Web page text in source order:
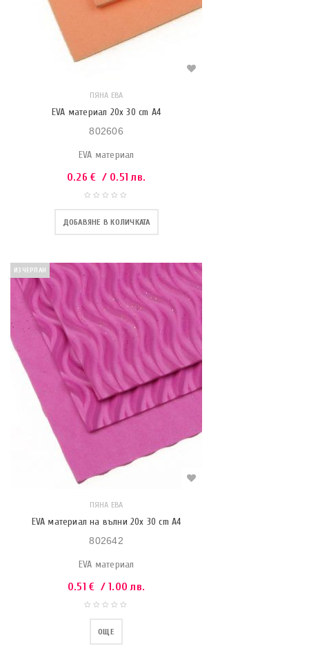
ПЯНА ЕВА
EVA материал 20x 30 cm A4
802606
EVA материал
0.26€ / 0.51 лв.
ДОБАВЯНЕ В КОЛИЧКАТА
ИЗЧЕРПАН
ПЯНА ЕВА
EVA материал на вълни 20x 30 cm A4
802642
EVA материал
0.51€ / 1.00 лв.
ОЩЕ